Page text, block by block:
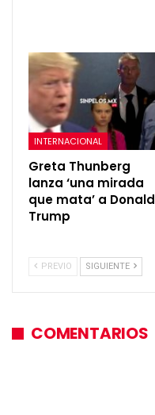
INTERNACIONAL
Greta Thunberg
lanza ‘una mirada
que mata’ a Donald
Trump
PREVIO SIGUIENTE
COMENTARIOS